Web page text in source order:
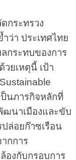
กระทรวง
ว่า ประเทศไทย
กระทบของการ
ยเหตุนี้ เป้า
ป็นภารกิจหลักที่
ฒนาเมืองและขับ
ล่อยก๊าซเรือน
กการ
องกับกรอบการ